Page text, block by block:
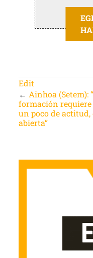
Edit
← Ainhoa (Setem):
formación requiere
un poco de actitud,
abierta”